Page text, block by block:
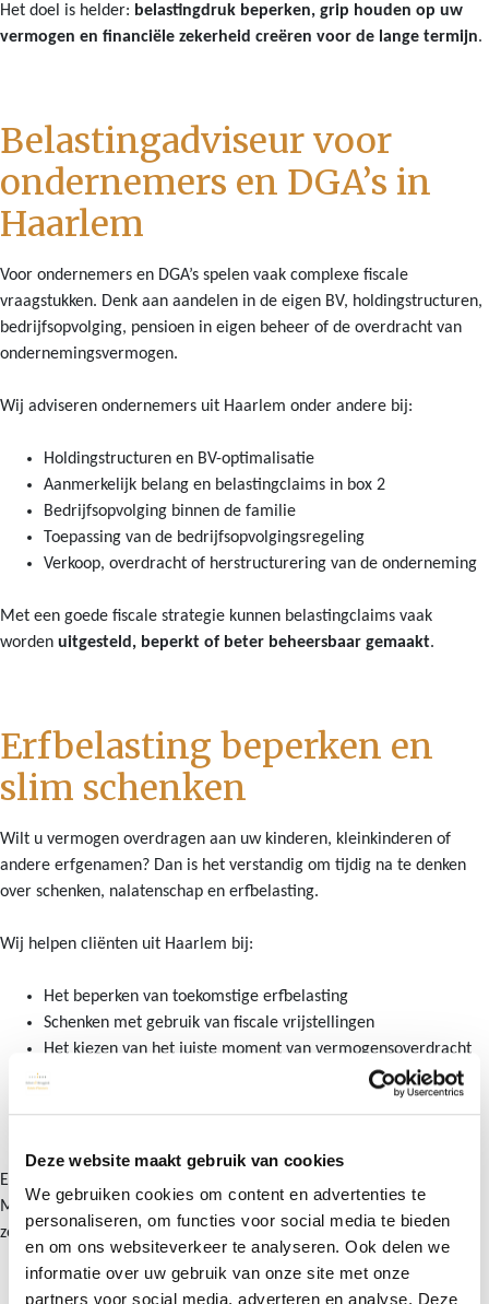
Deze website maakt gebruik van cookies
We gebruiken cookies om content en advertenties te
personaliseren, om functies voor social media te bieden
en om ons websiteverkeer te analyseren. Ook delen we
informatie over uw gebruik van onze site met onze
partners voor social media, adverteren en analyse. Deze
Het doel is helder: belastingdruk beperken, grip houden op uw
vermogen en financiële zekerheid creëren voor de lange termijn.
Belastingadviseur voor
ondernemers en DGA’s in
Haarlem
Voor ondernemers en DGA’s spelen vaak complexe fiscale
vraagstukken. Denk aan aandelen in de eigen BV, holdingstructuren,
bedrijfsopvolging, pensioen in eigen beheer of de overdracht van
ondernemingsvermogen.
Wij adviseren ondernemers uit Haarlem onder andere bij:
Holdingstructuren en BV-optimalisatie
Aanmerkelijk belang en belastingclaims in box 2
Bedrijfsopvolging binnen de familie
Toepassing van de bedrijfsopvolgingsregeling
Verkoop, overdracht of herstructurering van de onderneming
Met een goede fiscale strategie kunnen belastingclaims vaak
worden uitgesteld, beperkt of beter beheersbaar gemaakt.
Erfbelasting beperken en
slim schenken
Wilt u vermogen overdragen aan uw kinderen, kleinkinderen of
andere erfgenamen? Dan is het verstandig om tijdig na te denken
over schenken, nalatenschap en erfbelasting.
Wij helpen cliënten uit Haarlem bij:
Het beperken van toekomstige erfbelasting
Schenken met gebruik van fiscale vrijstellingen
Het kiezen van het juiste moment van vermogensoverdracht
Het bewaken van uw eigen financiële zekerheid
Het voorkomen van onverwachte fiscale gevolgen voor
Een goed schenkingsplan draait niet alleen om belastingbesparing.
Minstens zo belangrijk is dat u alleen vermogen overdraagt dat u
zelf echt kunt missen.